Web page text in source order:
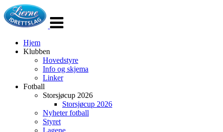
navigasjon
Hjem
Klubben
Hovedstyre
Info og skjema
Linker
Fotball
Storsjøcup 2026
Storsjøcup 2026
Nyheter fotball
Styret
Lagene